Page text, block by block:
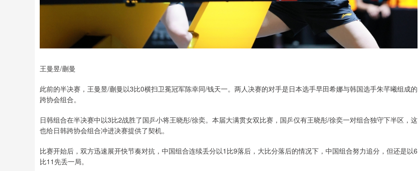
王曼昱/蒯曼
此前的半决赛，王曼昱/蒯曼以3比0横扫卫冕冠军陈幸同/钱天一。两人决赛的对手是日本选手早田希娜与韩国选手朱芊曦组成的
跨协会组合。
日韩组合在半决赛中以3比2战胜了国乒小将王晓彤/徐奕。本届大满贯女双比赛，国乒仅有王晓彤/徐奕一对组合独守下半区，这
也给日韩跨协会组合冲进决赛提供了契机。
比赛开始后，双方迅速展开快节奏对抗，中国组合连续丢分以1比9落后，大比分落后的情况下，中国组合努力追分，但还是以6
比11先丢一局。